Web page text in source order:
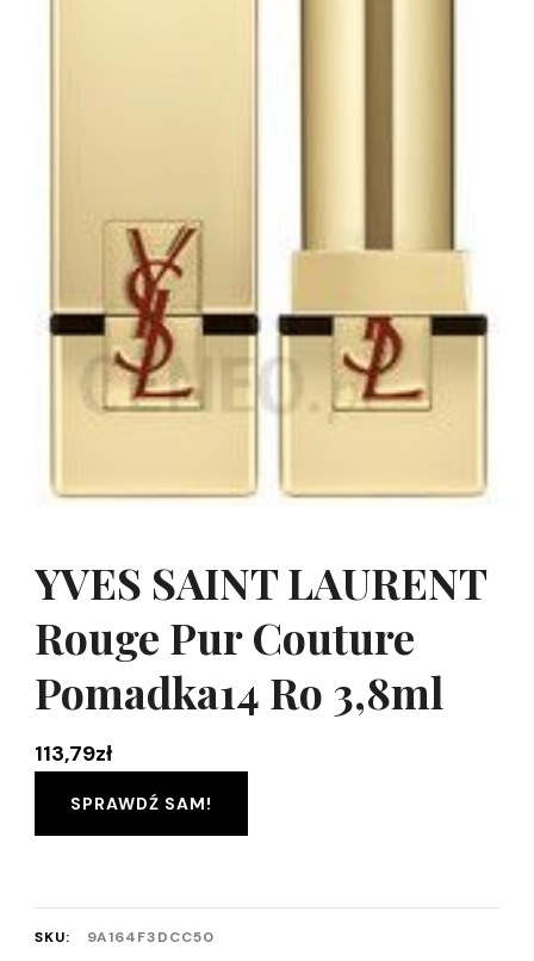
YVES SAINT LAURENT
Rouge Pur Couture
Pomadka14 Ro 3,8ml
113,79zł
SPRAWDŹ SAM!
SKU:
9A164F3DCC50